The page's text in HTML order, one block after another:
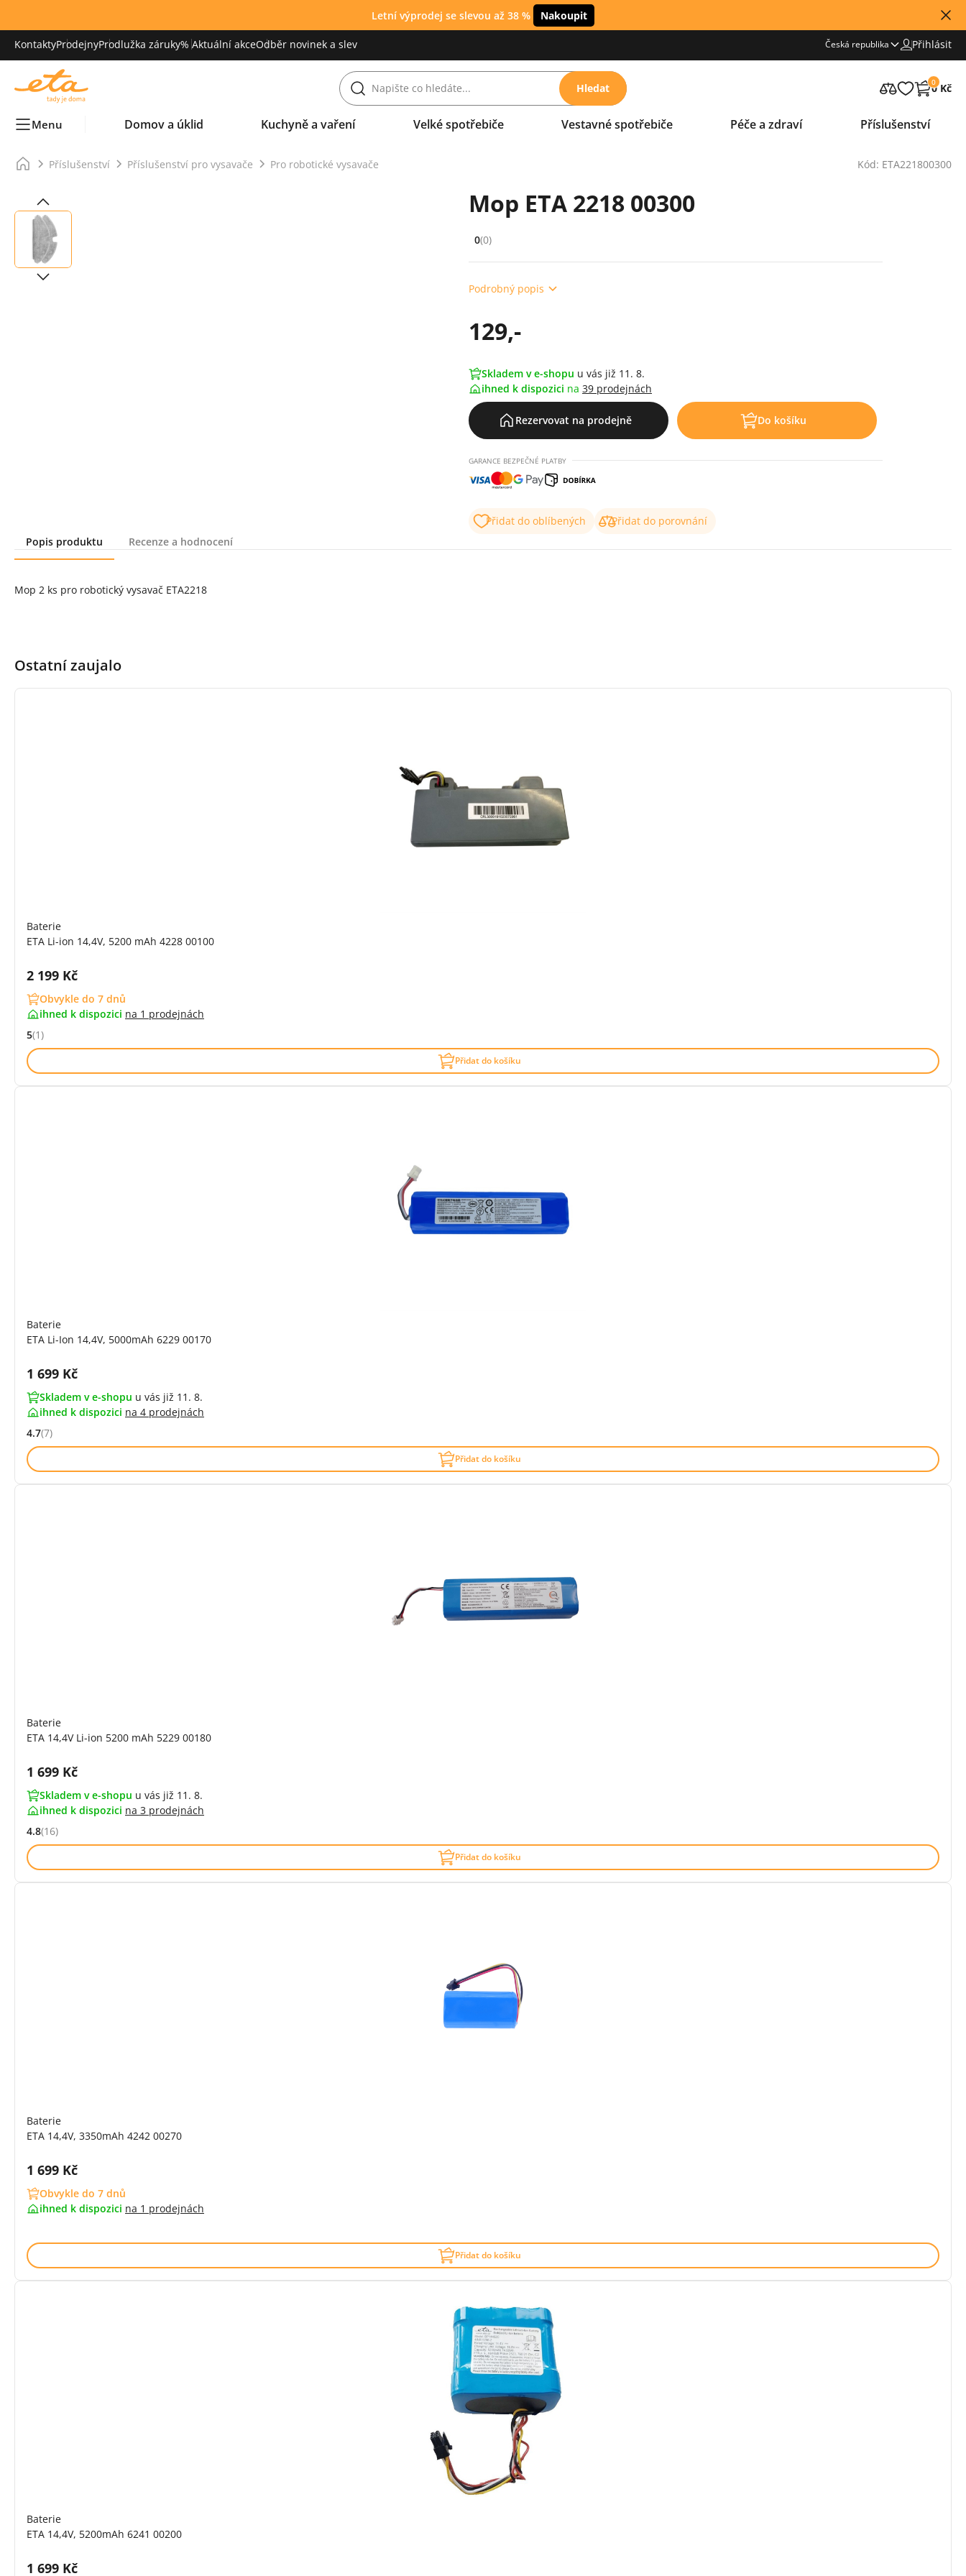
Letní výprodej se slevou až 38 % Nakoupit
KontaktyProdejnyProdlužka záruky% Aktuální akceOdběr novinek a slev Česká republika Přihlásit
Hledat 0
0 Kč
Menu Domov a úklid Kuchyně a vaření Velké spotřebiče Vestavné spotřebiče Péče a zdraví Příslušenství
Příslušenství Příslušenství pro vysavače Pro robotické vysavače Kód: ETA221800300
Mop ETA 2218 00300
Hodnocení: 0 z 5 (0 recenzí)
0(0)
Podrobný popis
129,-
Skladem v e-shopu u vás již 11. 8.
ihned k dispozici na 39 prodejnách
Rezervovat na prodejně Do košíku
GARANCE BEZPEČNÉ PLATBY
Přidat do oblíbených
Přidat do porovnání
Popis produktu
Recenze a hodnocení
Mop 2 ks pro robotický vysavač ETA2218
Ostatní zaujalo
Baterie
ETA Li-ion 14,4V, 5200 mAh 4228 00100
Cena s DPH:
2 199 Kč
Obvykle do 7 dnů
ihned k dispozici na 1 prodejnách
Hodnocení: 5 z 5 (1 recenzí)
5(1)
Přidat do košíku
Baterie
ETA Li-Ion 14,4V, 5000mAh 6229 00170
Cena s DPH:
1 699 Kč
Skladem v e-shopu u vás již 11. 8.
ihned k dispozici na 4 prodejnách
Hodnocení: 4.7 z 5 (7 recenzí)
4.7(7)
Přidat do košíku
Baterie
ETA 14,4V Li-ion 5200 mAh 5229 00180
Cena s DPH:
1 699 Kč
Skladem v e-shopu u vás již 11. 8.
ihned k dispozici na 3 prodejnách
Hodnocení: 4.8 z 5 (16 recenzí)
4.8(16)
Přidat do košíku
Baterie
ETA 14,4V, 3350mAh 4242 00270
Cena s DPH:
1 699 Kč
Obvykle do 7 dnů
ihned k dispozici na 1 prodejnách
Přidat do košíku
Baterie
ETA 14,4V, 5200mAh 6241 00200
Cena s DPH:
1 699 Kč